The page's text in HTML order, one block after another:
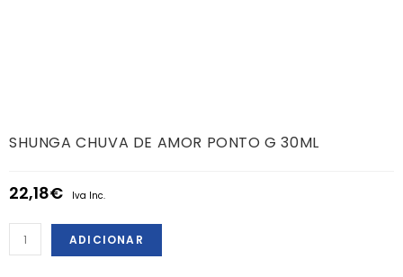
SHUNGA CHUVA DE AMOR PONTO G 30ML
22,18€ Iva Inc.
ADICIONAR